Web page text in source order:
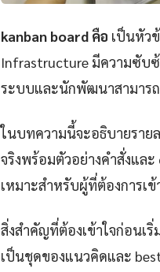
kanban board คือ เป็นหัว
Infrastructure มีความซับซ้
ระบบและนักพัฒนาสามาร
ในบทความนี้จะอธิบายราย
จริงพร้อมตัวอย่างคำสั่งแ
เหมาะสำหรับผู้ที่ต้องการเข้
สิ่งสำคัญที่ต้องเข้าใจก่อนเ
เป็นชุดของแนวคิดและ